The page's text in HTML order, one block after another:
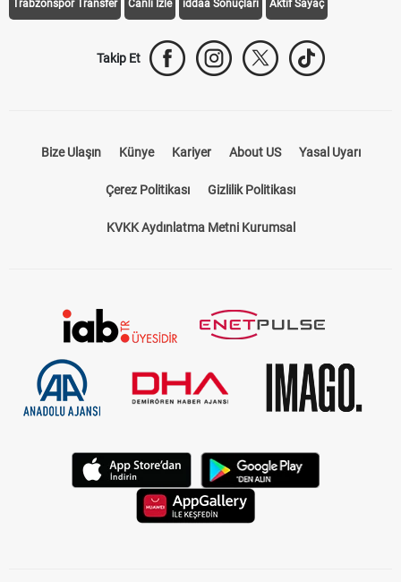
Trabzonspor Transfer Canlı İzle iddaa Sonuçları Aktif Sayaç
Takip Et
Bize Ulaşın Künye Kariyer About US Yasal Uyarı
Çerez Politikası Gizlilik Politikası
KVKK Aydınlatma Metni Kurumsal